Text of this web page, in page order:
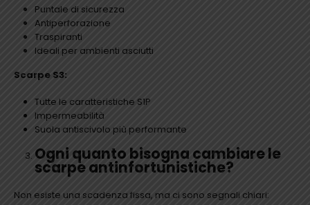
Puntale di sicurezza
Antiperforazione
Traspiranti
Ideali per ambienti asciutti
Scarpe S3:
Tutte le caratteristiche S1P
Impermeabilità
Suola antiscivolo più performante
Ogni quanto bisogna cambiare le
scarpe antinfortunistiche?
Non esiste una scadenza fissa, ma ci sono segnali chiari: